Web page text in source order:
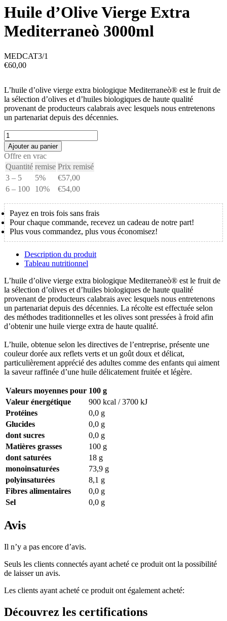
Huile d’Olive Vierge Extra
Mediterraneò 3000ml
MEDCAT3/1
€60,00
L’huile d’olive vierge extra biologique Mediterraneò® est le fruit de
la sélection d’olives et d’huiles biologiques de haute qualité
provenant de producteurs calabrais avec lesquels nous entretenons
un partenariat depuis des décennies.
quantité
de
Huile
d’Olive
Vierge
Extra
Mediterraneò
Ajouter au panier
Offre en vrac
Quantité remise Prix remisé
3 – 5
5% €57,00
6 – 100
10% €54,00
Payez en trois fois sans frais
Pour chaque commande, recevez un cadeau de notre part!
Plus vous commandez, plus vous économisez!
Description du produit
Tableau nutritionnel
L’huile d’olive vierge extra biologique Mediterraneò® est le fruit de
la sélection d’olives et d’huiles biologiques de haute qualité
provenant de producteurs calabrais avec lesquels nous entretenons
un partenariat depuis des décennies. La récolte est effectuée selon
des méthodes traditionnelles et les olives sont pressées à froid afin
d’obtenir une huile vierge extra de haute qualité.
L’huile, obtenue selon les directives de l’entreprise, présente une
couleur dorée aux reflets verts et un goût doux et délicat,
particulièrement apprécié des adultes comme des enfants qui aiment
la saveur raffinée d’une huile délicatement fruitée et légère.
Valeurs moyennes pour 100 g
Valeur énergétique
900 kcal / 3700 kJ
Protéines
0,0 g
Glucides
0,0 g
dont sucres
0,0 g
Matières grasses
100 g
dont saturées
18 g
monoinsaturées
73,9 g
polyinsaturées
8,1 g
Fibres alimentaires
0,0 g
Sel
0,0 g
Avis
Il n’y a pas encore d’avis.
Seuls les clients connectés ayant acheté ce produit ont la possibilité
de laisser un avis.
Les clients ayant acheté ce produit ont également acheté:
Découvrez les certifications